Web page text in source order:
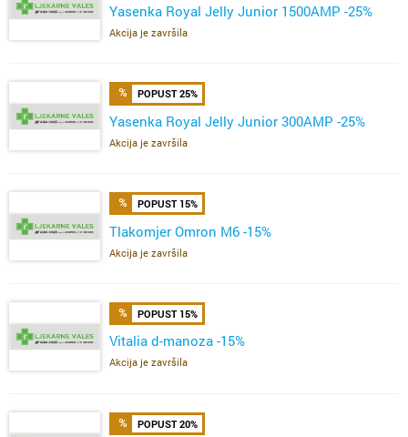
Yasenka Royal Jelly Junior 1500AMP -25%
Akcija je završila
POPUST 25%
Yasenka Royal Jelly Junior 300AMP -25%
Akcija je završila
POPUST 15%
Tlakomjer Omron M6 -15%
Akcija je završila
POPUST 15%
Vitalia d-manoza -15%
Akcija je završila
POPUST 20%